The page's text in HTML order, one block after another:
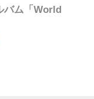
バム「World